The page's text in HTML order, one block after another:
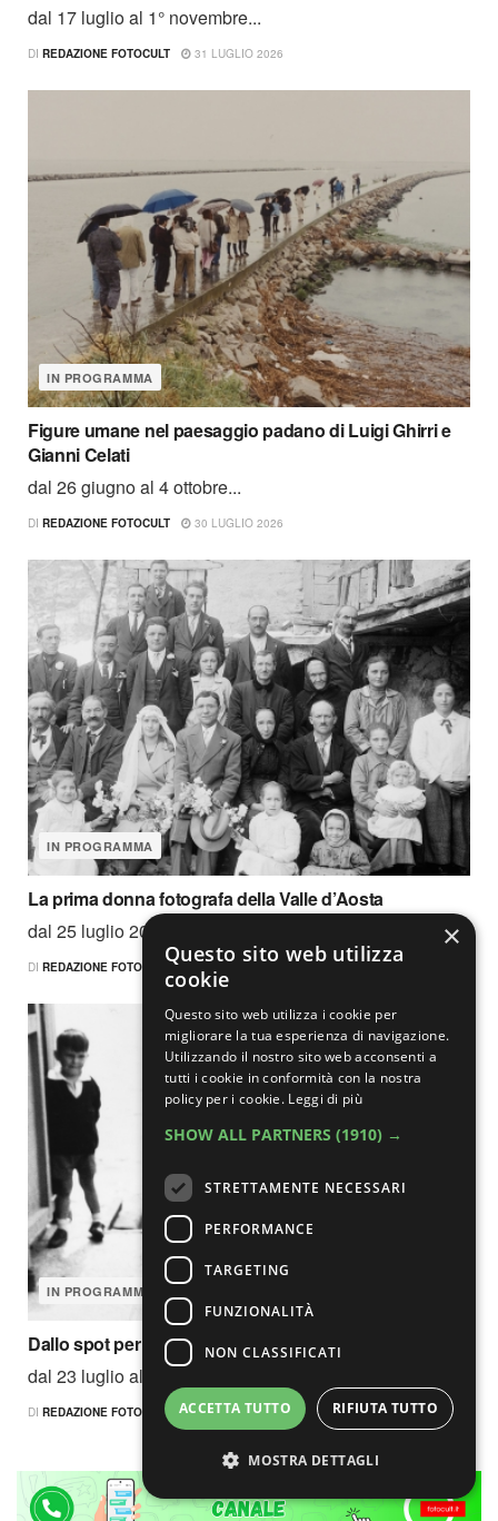
dal 17 luglio al 1° novembre...
DI REDAZIONE FOTOCULT 31 LUGLIO 2026
IN PROGRAMMA
Figure umane nel paesaggio padano di Luigi Ghirri e
Gianni Celati
dal 26 giugno al 4 ottobre...
DI REDAZIONE FOTOCULT 30 LUGLIO 2026
IN PROGRAMMA
La prima donna fotografa della Valle d’Aosta
dal 25 luglio 2026 al 28...
DI REDAZIONE FOTOCULT
IN PROGRAMMA
Dallo spot per la Cirio a un’indagine su Napoli
dal 23 luglio al 25 ottobre...
DI REDAZIONE FOTOCULT 25 LUGLIO 2026
×
Questo sito web utilizza
cookie
Questo sito web utilizza i cookie per
migliorare la tua esperienza di navigazione.
Utilizzando il nostro sito web acconsenti a
tutti i cookie in conformità con la nostra
policy per i cookie. Leggi di più
SHOW ALL PARTNERS (1910) →
STRETTAMENTE NECESSARI
PERFORMANCE
TARGETING
FUNZIONALITÀ
NON CLASSIFICATI
ACCETTA TUTTO RIFIUTA TUTTO
MOSTRA DETTAGLI